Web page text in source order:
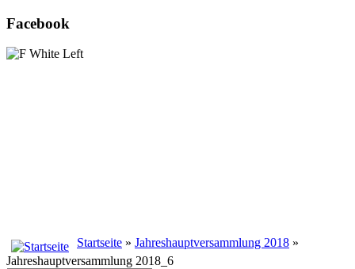
Facebook
Startseite » Jahreshauptversammlung 2018 »
Jahreshauptversammlung 2018_6